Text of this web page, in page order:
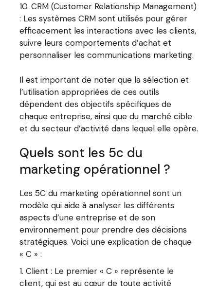
CRM (Customer Relationship Management)
: Les systèmes CRM sont utilisés pour gérer
efficacement les interactions avec les clients,
suivre leurs comportements d’achat et
personnaliser les communications marketing.
Il est important de noter que la sélection et
l’utilisation appropriées de ces outils
dépendent des objectifs spécifiques de
chaque entreprise, ainsi que du marché cible
et du secteur d’activité dans lequel elle opère.
Quels sont les 5c du
marketing opérationnel ?
Les 5C du marketing opérationnel sont un
modèle qui aide à analyser les différents
aspects d’une entreprise et de son
environnement pour prendre des décisions
stratégiques. Voici une explication de chaque
« C » :
Client : Le premier « C » représente le
client, qui est au cœur de toute activité